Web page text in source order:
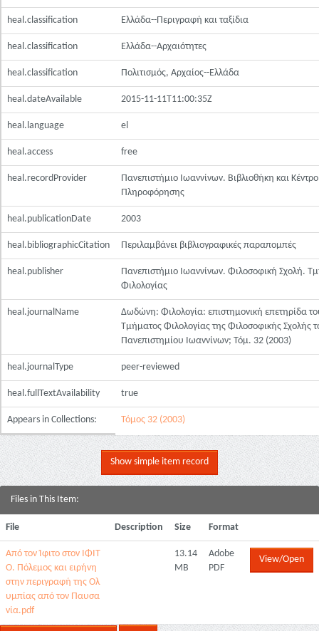
heal.classification Ελλάδα--Περιγραφή και ταξίδια
heal.classification Ελλάδα--Αρχαιότητες
heal.classification Πολιτισμός, Αρχαίος--Ελλάδα
heal.dateAvailable 2015-11-11T11:00:35Z
heal.language el
heal.access free
heal.recordProvider
Πανεπιστήμιο Ιωαννίνων. Βιβλιοθήκη και Κέντρο
Πληροφόρησης
heal.publicationDate 2003
heal.bibliographicCitation Περιλαμβάνει βιβλιογραφικές παραπομπές
heal.publisher
Πανεπιστήμιο Ιωαννίνων. Φιλοσοφική Σχολή.
Φιλολογίας
heal.journalName
Δωδώνη: Φιλολογία: επιστημονική επετηρίδα
Τμήματος Φιλολογίας της Φιλοσοφικής Σχολής
Πανεπιστημίου Ιωαννίνων; Τόμ. 32 (2003)
heal.journalType peer-reviewed
heal.fullTextAvailability true
Appears in Collections: Τόμος 32 (2003)
Show simple item record
Files in This Item:
File Description Size Format
Από τον Ίφιτο στον ΙΦΙΤ
Ο. Πόλεμος και ειρήνη
στην περιγραφή της Ολ
υμπίας από τον Παυσα
νία.pdf
13.14
MB
Adobe
PDF
View/Open